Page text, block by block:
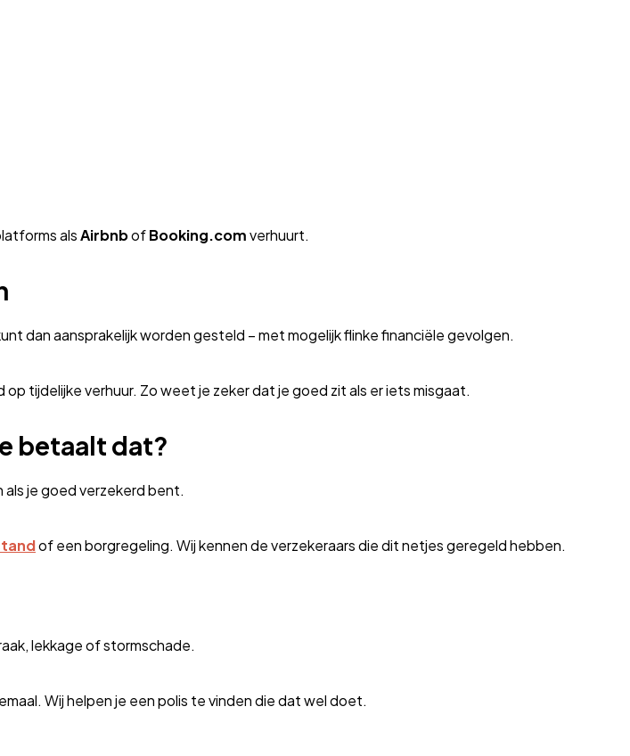
alsAirbnbofBooking.comverhuurt.
dan aansprakelijk worden gesteld – met mogelijk flinke financiële gevolgen.
op tijdelijke verhuur. Zo weet je zeker dat je goed zit als er iets misgaat.
betaalt dat?
je goed verzekerd bent.
of een borgregeling. Wij kennen de verzekeraars die dit netjes geregeld hebben.
lekkage of stormschade.
Wij helpen je een polis te vinden die dat wel doet.